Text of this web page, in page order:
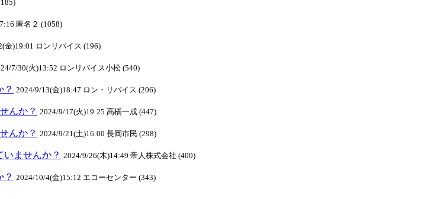
匿名２ (1058)
金)19:01 ロンリバイス (196)
7/30(火)13:52 ロンリバイス小松 (540)
？ 2024/9/13(金)18:47 ロン・リバイス (206)
んか？ 2024/9/17(火)19:25 高橋一成 (447)
んか？ 2024/9/21(土)16:00 長岡市民 (298)
いませんか？ 2024/9/26(木)14:49 帝人株式会社 (400)
？ 2024/10/4(金)15:12 エコーセンター (343)